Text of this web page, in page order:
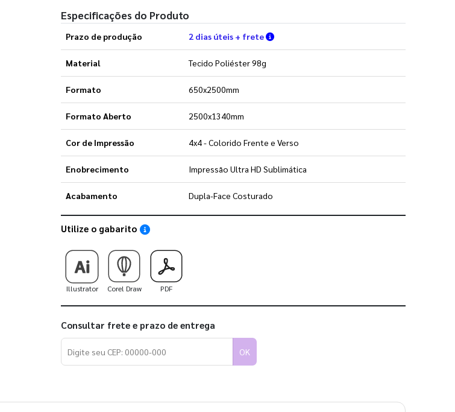
Especificações do Produto
Prazo de produção 2 dias úteis + frete Verifique as condições de entrega
Material Tecido Poliéster 98g
Formato 650x2500mm
Formato Aberto 2500x1340mm
Cor de Impressão 4x4 - Colorido Frente e Verso
Enobrecimento Impressão Ultra HD Sublimática
Acabamento Dupla-Face Costurado
Utilize o gabarito Saiba como utilizar os nossos gabaritos
Illustrator Corel Draw PDF
Consultar frete e prazo de entrega
OK